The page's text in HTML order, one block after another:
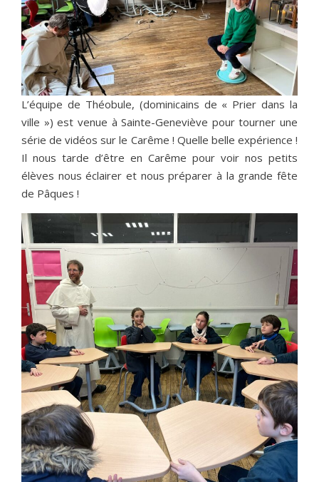
L’équipe de Théobule, (dominicains de « Prier dans la
ville ») est venue à Sainte-Geneviève pour tourner une
série de vidéos sur le Carême ! Quelle belle expérience !
Il nous tarde d’être en Carême pour voir nos petits
élèves nous éclairer et nous préparer à la grande fête
de Pâques !